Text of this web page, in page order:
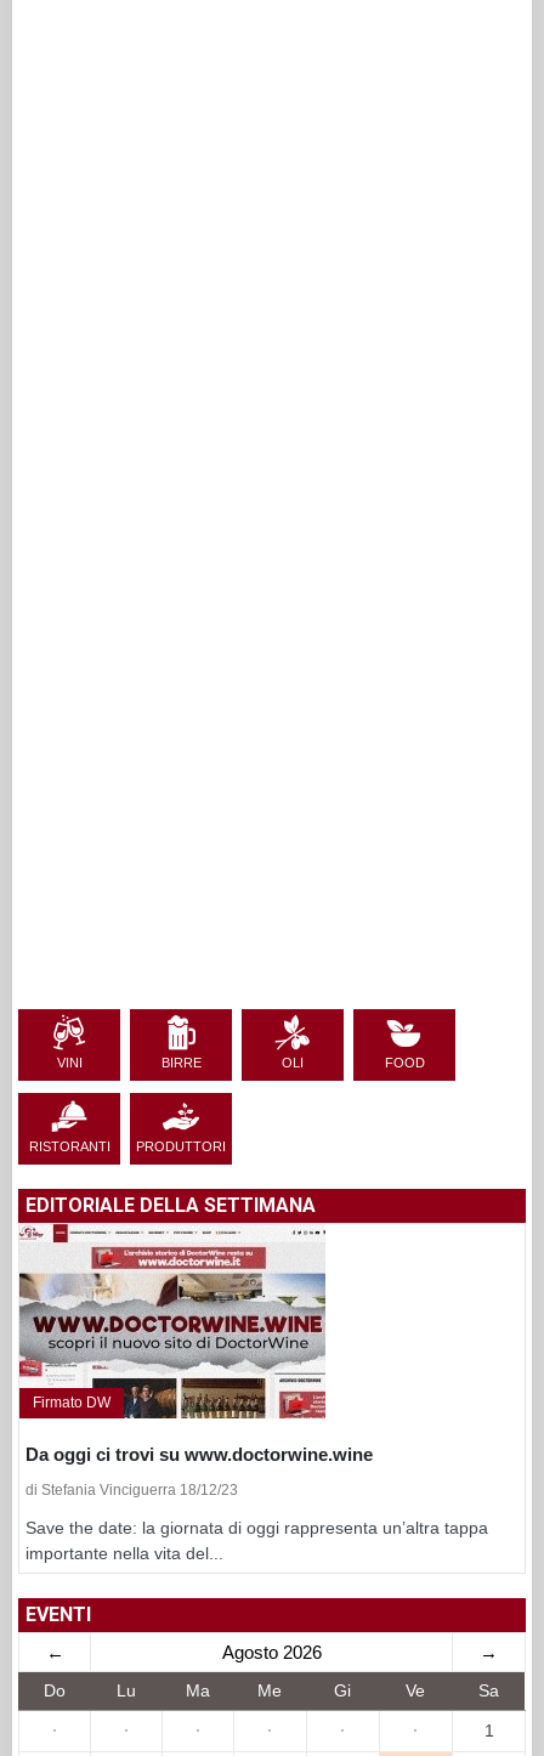
VINI BIRRE OLI FOOD
RISTORANTI PRODUTTORI
EDITORIALE DELLA SETTIMANA
Firmato DW
Da oggi ci trovi su www.doctorwine.wine
di Stefania Vinciguerra 18/12/23
Save the date: la giornata di oggi rappresenta un’altra tappa
importante nella vita del...
EVENTI
← Agosto 2026 →
Do Lu Ma Me Gi Ve Sa
· · · · · · 1